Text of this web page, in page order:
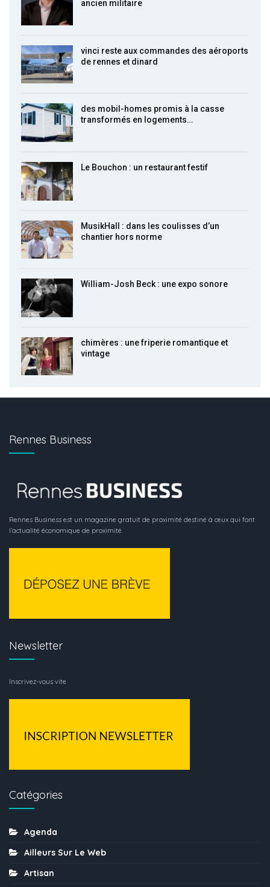
ancien militaire
vinci reste aux commandes des aéroports
de rennes et dinard
des mobil-homes promis à la casse
transformés en logements…
Le Bouchon : un restaurant festif
MusikHall : dans les coulisses d’un
chantier hors norme
William-Josh Beck : une expo sonore
chimères : une friperie romantique et
vintage
Rennes Business
Rennes Business est un magazine gratuit de proximité destiné à ceux qui font
l’actualité économique de proximité.
Newsletter
Inscrivez-vous vite
Catégories
Agenda
Ailleurs Sur Le Web
Artisan